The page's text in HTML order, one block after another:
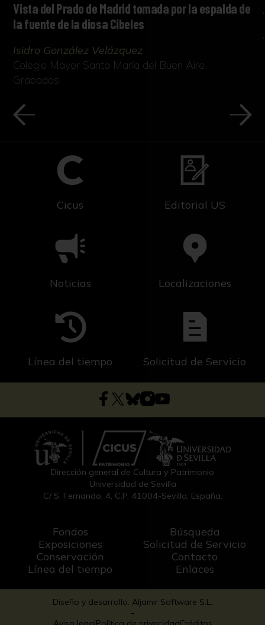
Vista del Prado de Madrid tomada por la espalda de
la fuente de la diosa Cibeles
Isidro González Velázquez
Colegio Mayor Santa María del Buen Aire
Grabados
Cicus Editorial US
Noticias Localizaciones
Línea del tiempo Solicitud de Servicio
Dirección general de Cultura y Patrimonio
Universidad de Sevilla
C/ S. Fernando, 4, C.P. 41004-Sevilla, España.
Fondos
Exposiciones
Conservación
Línea del tiempo
Búsqueda
Solicitud de Servicio
Contacto
Enlaces
Diseño y desarrollo: Aljamir Software S.L.
-